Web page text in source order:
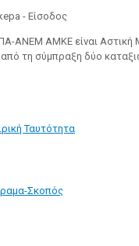
ΑΝΕΜ ΑΜΚΕ είναι Αστική
από τη σύμπραξη δύο
Ταυτότητα
Σκοπός